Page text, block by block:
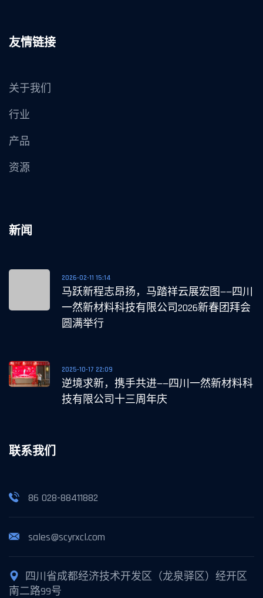
友情链接
关于我们
行业
产品
资源
新闻
2026-02-11 15:14
马跃新程志昂扬，马踏祥云展宏图——四川
一然新材料科技有限公司2026新春团拜会
圆满举行
2025-10-17 22:09
逆境求新，携手共进——四川一然新材料科
技有限公司十三周年庆
联系我们
86 028-88411882
sales@scyrxcl.com
四川省成都经济技术开发区（龙泉驿区）经开区
南二路99号